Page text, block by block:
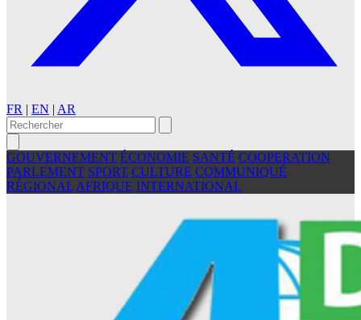
FR | EN | AR
GOUVERNEMENT ÉCONOMIE SANTÉ COOPERATION
PARLEMENT SPORT CULTURE COMMUNIQUÉ
RÉGIONAL AFRIQUE INTERNATIONAL